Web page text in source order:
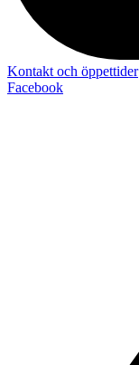
Kontakt och öppettider
Facebook